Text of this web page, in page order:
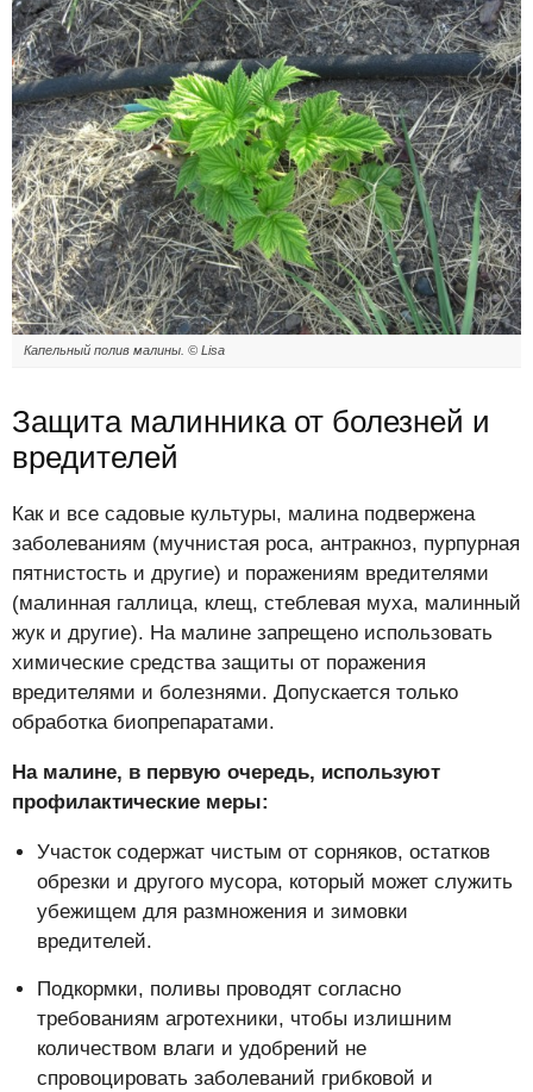
Капельный полив малины. © Lisa
Защита малинника от болезней и
вредителей
Как и все садовые культуры, малина подвержена
заболеваниям (мучнистая роса, антракноз, пурпурная
пятнистость и другие) и поражениям вредителями
(малинная галлица, клещ, стеблевая муха, малинный
жук и другие). На малине запрещено использовать
химические средства защиты от поражения
вредителями и болезнями. Допускается только
обработка биопрепаратами.
На малине, в первую очередь, используют
профилактические меры:
Участок содержат чистым от сорняков, остатков
обрезки и другого мусора, который может служить
убежищем для размножения и зимовки
вредителей.
Подкормки, поливы проводят согласно
требованиям агротехники, чтобы излишним
количеством влаги и удобрений не
спровоцировать заболеваний грибковой и